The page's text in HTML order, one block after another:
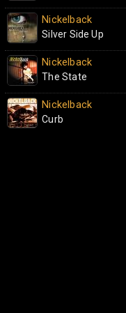
Nickelback
Silver Side Up
Nickelback
The State
Nickelback
Curb